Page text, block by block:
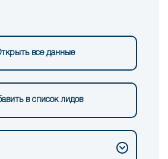
все данные
в список лидов